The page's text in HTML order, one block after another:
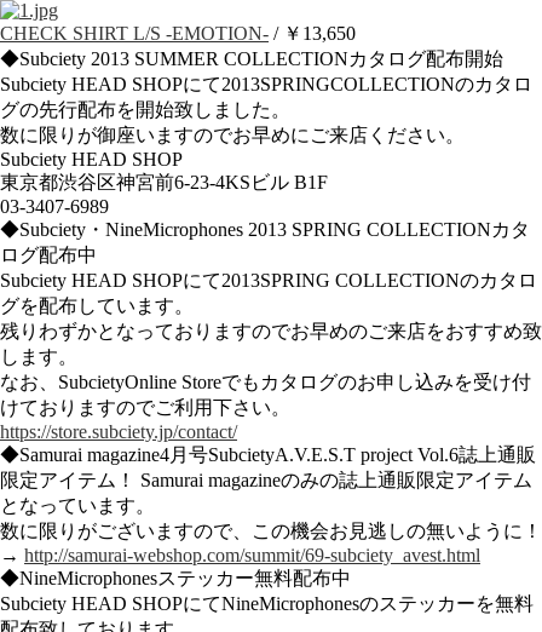
CHECK SHIRT L/S -EMOTION- / ￥13,650
◆Subciety 2013 SUMMER COLLECTIONカタログ配布開始
Subciety HEAD SHOPにて2013SPRINGCOLLECTIONのカタロ
グの先行配布を開始致しました 。
数に限りが御座いますのでお早めにご来店ください。
Subciety HEAD SHOP
東京都渋谷区神宮前6-23-4KSビル B1F
03-3407-6989
◆Subciety・NineMicrophones 2013 SPRING COLLECTIONカタ
ログ配布中
Subciety HEAD SHOPにて2013SPRING COLLECTIONのカタロ
グを配布しています。
残りわずかとなっておりますのでお早めのご来店をおすすめ致
します。
なお、SubcietyOnline Storeでもカタログのお申し込みを受け付
けておりますのでご利用下さい。
https://store.subciety.jp/contact/
◆Samurai magazine4月号SubcietyA.V.E.S.T project Vol.6誌上通販
限定アイテム！ Samurai magazineのみの誌上通販限定アイテム
となっています。
数に限りがございますので、この機会お見逃しの無いように！
→ http://samurai-webshop.com/summit/69-subciety_avest.html
◆NineMicrophonesステッカー無料配布中
Subciety HEAD SHOPにてNineMicrophonesのステッカーを無料